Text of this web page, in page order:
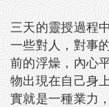
三天的靈授過程
一些對人，對事
前的浮燥，內心
物出現在自己身
實就是一種業力